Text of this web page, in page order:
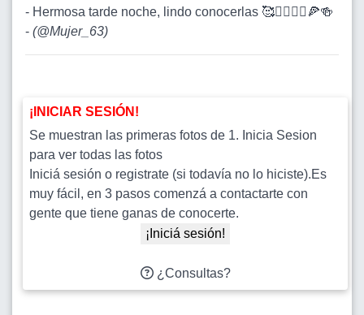
- Hermosa tarde noche, lindo conocerlas 🥰🚶‍♂️🚶‍♀️🍕🍻
- (@Mujer_63)
¡INICIAR SESIÓN!
Se muestran las primeras fotos de 1. Inicia Sesion
para ver todas las fotos
Iniciá sesión o registrate (si todavía no lo hiciste).Es
muy fácil, en 3 pasos comenzá a contactarte con
gente que tiene ganas de conocerte.
¡Iniciá sesión!
¿Consultas?